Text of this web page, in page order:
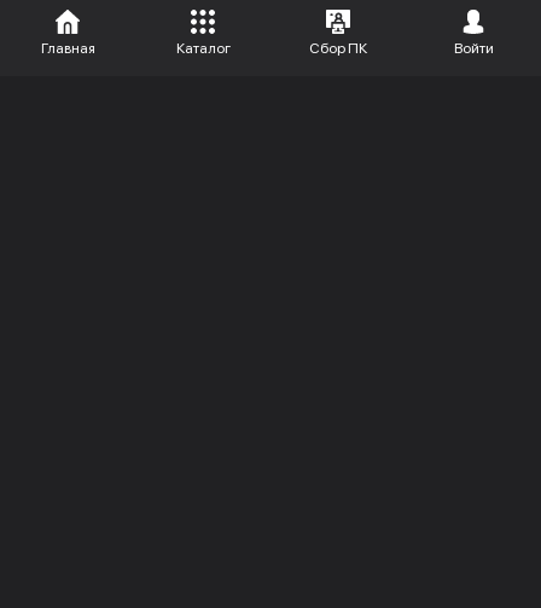
Главная Каталог Сбор ПК Войти